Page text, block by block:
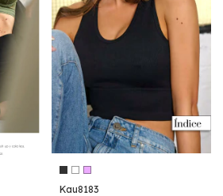
Kau8183